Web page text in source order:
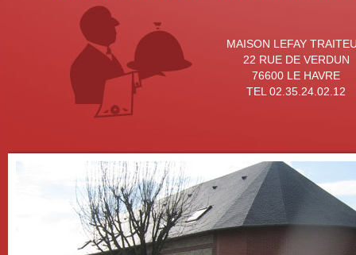
MAISON LEFAY
22 RUE DE VERDUN
76600 LE HAVRE
TEL 02.35.24.02.12